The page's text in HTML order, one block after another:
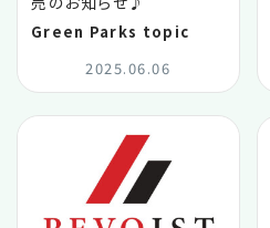
Green Parks topic
2025.06.06